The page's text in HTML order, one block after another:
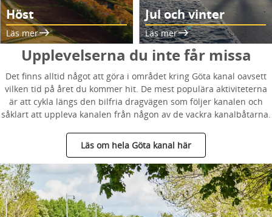
Höst
Läs mer
Jul och vinter
Läs mer
Upplevelserna du inte får missa
Det finns alltid något att göra i området kring Göta kanal oavsett
vilken tid på året du kommer hit. De mest populära aktiviteterna
är att cykla längs den bilfria dragvägen som följer kanalen och
såklart att uppleva kanalen från någon av de vackra kanalbåtarna.
Läs om hela Göta kanal här